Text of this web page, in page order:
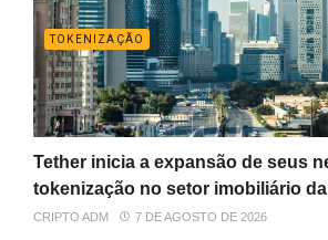
TOKENIZAÇÃO
Tether inicia a expansão de seus
tokenização no setor imobiliário
CRIPTO ADM 7 DE AGOSTO DE 2026